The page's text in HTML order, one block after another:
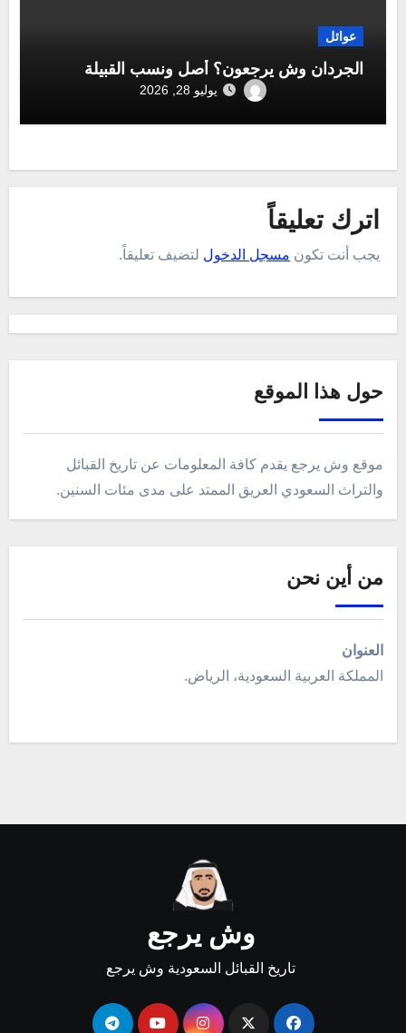
عوائل
الجردان وش يرجعون؟ أصل ونسب القبيلة
يوليو 28, 2026
اترك تعليقاً
يجب أنت تكون مسجل الدخول لتضيف تعليقاً.
حول هذا الموقع
موقع وش يرجع يقدم كافة المعلومات عن تاريخ القبائل
والتراث السعودي العريق الممتد على مدى مئات السنين.
من أين نحن
العنوان
المملكة العربية السعودية، الرياض.
وش يرجع
تاريخ القبائل السعودية وش يرجع